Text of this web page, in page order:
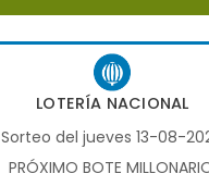
LOTERÍA NACIONAL
Sorteo del jueves 13-08-
PRÓXIMO BOTE